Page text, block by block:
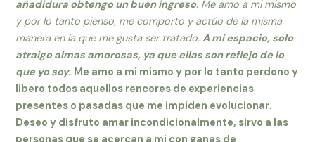
añadidura obtengo un buen ingreso. Me amo a mi mismo
y por lo tanto pienso, me comporto y actúo de la misma
manera en la que me gusta ser tratado.A mi espacio, solo
atraigo almas amorosas, ya que ellas son reflejo de lo
que yo soy. Me amo a mi mismo y por lo tanto perdono y
libero todos aquellos rencores de experiencias
presentes o pasadas que me impiden evolucionar.
Deseo y disfruto amar incondicionalmente, sirvo a las